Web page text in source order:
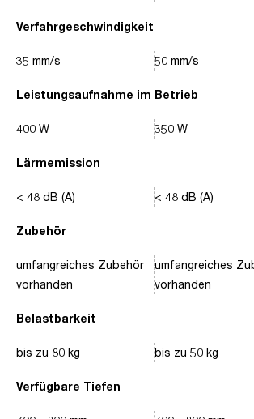
Verfahrgeschwindigkeit
Leistungsaufnahme im Betrieb
Lärmemission
Zubehör
Belastbarkeit
Verfügbare Tiefen
35 mm/s
400 W
< 48 dB (A)
umfangreiches Zubehör
vorhanden
bis zu 80 kg
50 mm/s
350 W
< 48 dB (A)
umfangreiches
vorhanden
bis zu 50 kg